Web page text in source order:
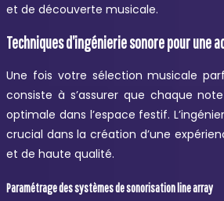
et de découverte musicale.
Techniques d’ingénierie sonore pour une
Une fois votre sélection musicale
consiste à s’assurer que chaque
optimale dans l’espace festif.
crucial dans la création d’une
et de haute qualité.
Paramétrage des systèmes de sonorisation line array